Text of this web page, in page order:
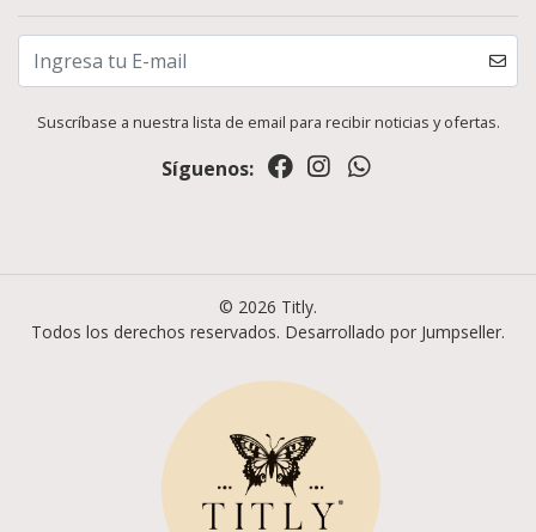
Suscríbase a nuestra lista de email para recibir noticias y ofertas.
Síguenos:
© 2026 Titly.
Todos los derechos reservados. Desarrollado por Jumpseller.